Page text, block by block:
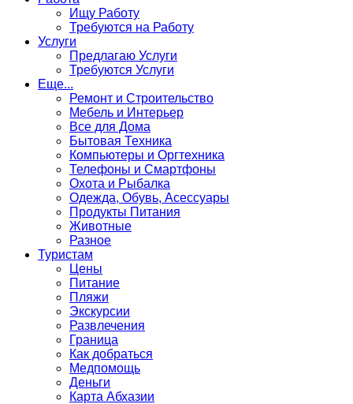
Ищу Работу
Требуются на Работу
Услуги
Предлагаю Услуги
Требуются Услуги
Еще...
Ремонт и Строительство
Мебель и Интерьер
Все для Дома
Бытовая Техника
Компьютеры и Оргтехника
Телефоны и Смартфоны
Охота и Рыбалка
Одежда, Обувь, Асессуары
Продукты Питания
Животные
Разное
Туристам
Цены
Питание
Пляжи
Экскурсии
Развлечения
Граница
Как добраться
Медпомощь
Деньги
Карта Абхазии